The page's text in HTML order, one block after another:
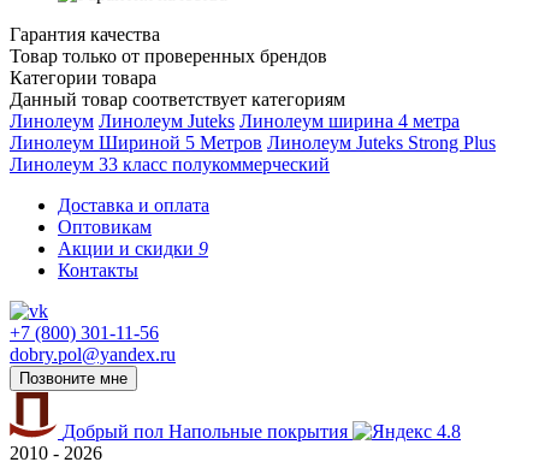
Гарантия качества
Товар только от проверенных брендов
Категории товара
Данный товар соответствует категориям
Линолеум Линолеум Juteks Линолеум ширина 4 метра
Линолеум Шириной 5 Метров Линолеум Juteks Strong Plus
Линолеум 33 класс полукоммерческий
Доставка и оплата
Оптовикам
Акции и скидки 9
Контакты
+7 (800) 301-11-56
dobry.pol@yandex.ru
Позвоните мне
Добрый пол Напольные покрытия
4.8
2010 - 2026